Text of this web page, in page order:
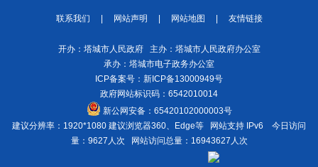
联系我们 | 网站声明 | 网站地图 | 友情链接
开办：塔城市人民政府 主办：塔城市人民政府办公室
承办：塔城市电子政务办公室
ICP备案号： 新ICP备13000949号
政府网站标识码：6542010014
新公网安备： 65420102000003号
建议分辨率：1920*1080 建议浏览器360、Edge等 网站支持 IPv6
今日访问
量：9627人次
网站访问总量：16943627人次